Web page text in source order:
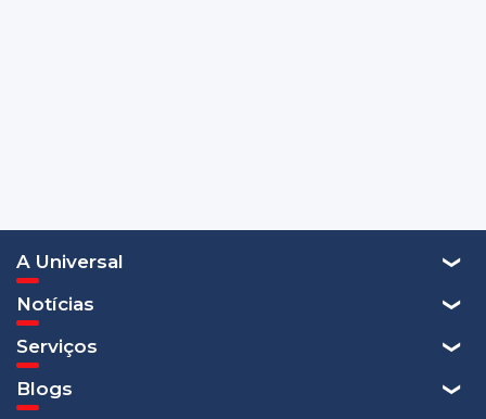
A Universal
Notícias
Serviços
Blogs